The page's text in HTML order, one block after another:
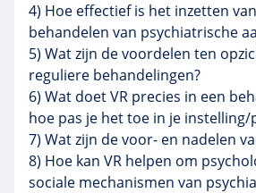
4) Hoe effectief is het inzetten
behandelen van psychiatrische
5) Wat zijn de voordelen ten
reguliere behandelingen?
6) Wat doet VR precies in een
hoe pas je het toe in je instelling/
7) Wat zijn de voor- en nadelen
8) Hoe kan VR helpen om
sociale mechanismen van